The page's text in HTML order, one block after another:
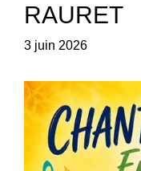
RAURET
3 juin 2026